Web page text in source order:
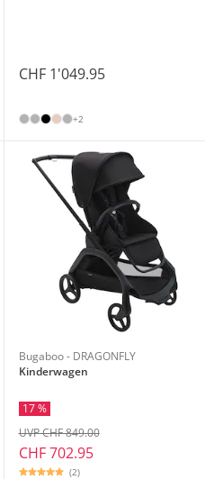
CHF 1'049.95
+2
Bugaboo - DRAGONFLY
Kinderwagen
17 %
CHF 702.95
UVP CHF 849.00
(2)